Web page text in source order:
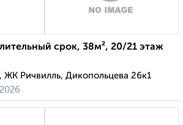
срок, 38м², 20/21 этаж
ЖК Ричвилль, Дикопольцева 26к1